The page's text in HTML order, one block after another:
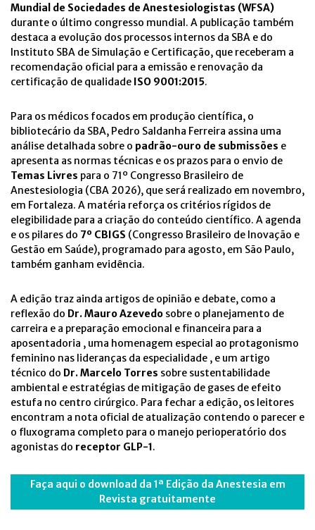
Mundial de Sociedades de Anestesiologistas (WFSA)
durante o último congresso mundial. A publicação também
destaca a evolução dos processos internos da SBA e do
Instituto SBA de Simulação e Certificação, que receberam a
recomendação oficial para a emissão e renovação da
certificação de qualidade ISO 9001:2015.
Para os médicos focados em produção científica, o
bibliotecário da SBA, Pedro Saldanha Ferreira assina uma
análise detalhada sobre o padrão-ouro de submissões e
apresenta as normas técnicas e os prazos para o envio de
Temas Livres para o 71º Congresso Brasileiro de
Anestesiologia (CBA 2026), que será realizado em novembro,
em Fortaleza. A matéria reforça os critérios rígidos de
elegibilidade para a criação do conteúdo científico. A agenda
e os pilares do 7º CBIGS (Congresso Brasileiro de Inovação e
Gestão em Saúde), programado para agosto, em São Paulo,
também ganham evidência.
A edição traz ainda artigos de opinião e debate, como a
reflexão do Dr. Mauro Azevedo sobre o planejamento de
carreira e a preparação emocional e financeira para a
aposentadoria , uma homenagem especial ao protagonismo
feminino nas lideranças da especialidade , e um artigo
técnico do Dr. Marcelo Torres sobre sustentabilidade
ambiental e estratégias de mitigação de gases de efeito
estufa no centro cirúrgico. Para fechar a edição, os leitores
encontram a nota oficial de atualização contendo o parecer e
o fluxograma completo para o manejo perioperatório dos
agonistas do receptor GLP-1.
Faça aqui o download da 1ª Edição da Anestesia em
Revista gratuitamente